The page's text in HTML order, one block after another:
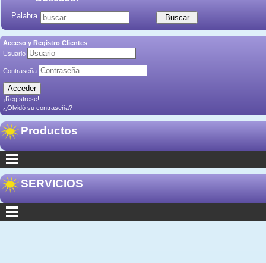
Palabra
Acceso y Registro Clientes
Usuario
Contraseña
¡Regístrese!
¿Olvidó su contraseña?
Productos
SERVICIOS